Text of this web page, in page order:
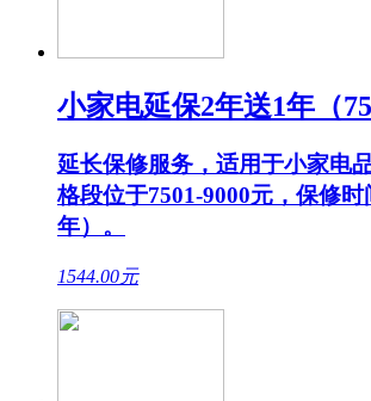
小家电延保2年送1年（
延长保修服务，适用于小家电
格段位于7501-9000元，保修时
年）。
1544.00元